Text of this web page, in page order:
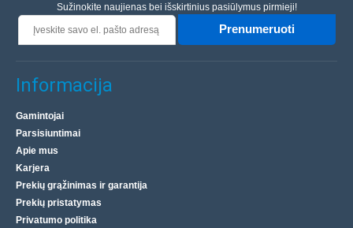
Sužinokite naujienas bei išskirtinius pasiūlymus pirmieji!
Prenumeruoti
Informacija
Gamintojai
Parsisiuntimai
Apie mus
Karjera
Prekių grąžinimas ir garantija
Prekių pristatymas
Privatumo politika